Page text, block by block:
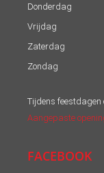
Donderdag
Vrijdag
Zaterdag
Zondag
Tijdens feestdagen
Aangepaste
FACEBOOK